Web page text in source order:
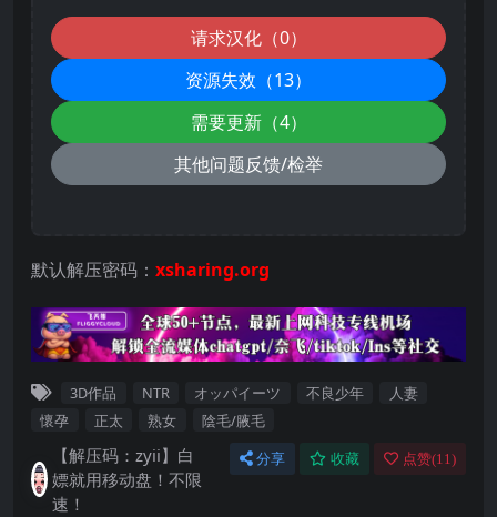
请求汉化（0）
资源失效（13）
需要更新（4）
其他问题反馈/检举
默认解压密码： xsharing.org
3D作品 NTR オッパイーツ 不良少年
人妻
懷孕
正太 熟女 陰毛/腋毛
【解压码：zyii】白
嫖就用移动盘！不限
速！
分享 收藏 点赞(11)